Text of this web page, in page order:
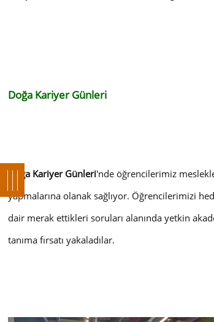
Doğa Kariyer Günleri
Doğa Kariyer Günleri'nde öğrencilerimiz
yapmalarına olanak sağlıyor. Öğrencilerimizi
dair merak ettikleri soruları alanında yetkin
tanıma fırsatı yakaladılar.